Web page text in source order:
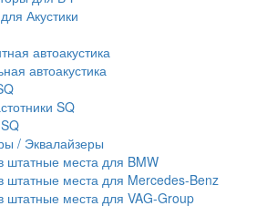
Акустики
автоакустика
автоакустика
SQ
/ Эквалайзеры
штатные места для BMW
штатные места для Mercedes-Benz
штатные места для VAG-Group